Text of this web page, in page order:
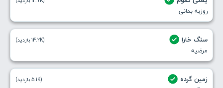
روزبه بمانی
سنگ خارا
مرضیه
(14.2K بازدید)
زمین گرده (5.1K بازدید)